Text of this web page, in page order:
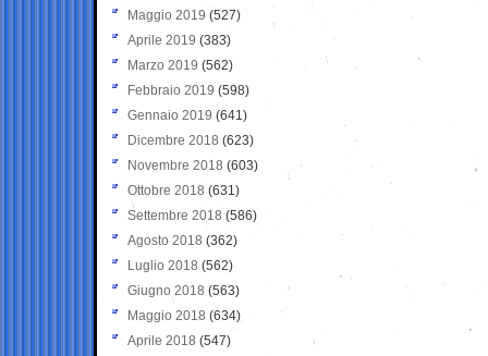
Maggio 2019 (527)
Aprile 2019 (383)
Marzo 2019 (562)
Febbraio 2019 (598)
Gennaio 2019 (641)
Dicembre 2018 (623)
Novembre 2018 (603)
Ottobre 2018 (631)
Settembre 2018 (586)
Agosto 2018 (362)
Luglio 2018 (562)
Giugno 2018 (563)
Maggio 2018 (634)
Aprile 2018 (547)